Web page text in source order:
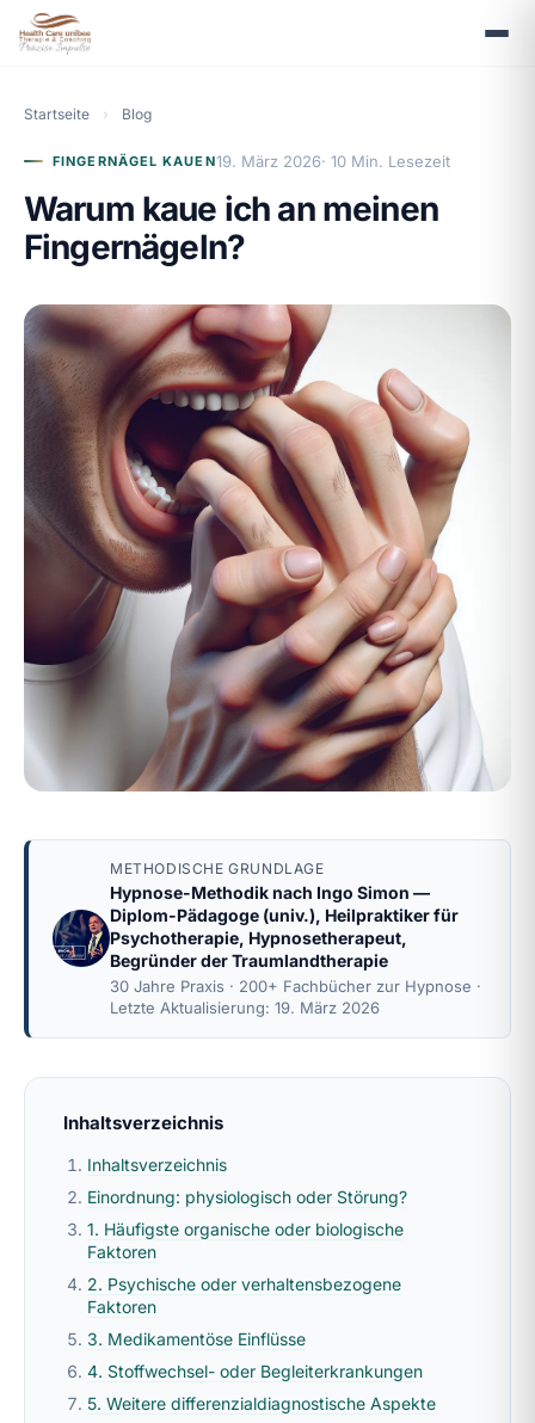
Startseite › Blog
FINGERNÄGEL KAUEN19. März 2026· 10 Min. Lesezeit
Warum kaue ich an meinen
Fingernägeln?
METHODISCHE GRUNDLAGE
Hypnose-Methodik nach Ingo Simon —
Diplom-Pädagoge (univ.), Heilpraktiker für
Psychotherapie, Hypnosetherapeut,
Begründer der Traumlandtherapie
30 Jahre Praxis · 200+ Fachbücher zur Hypnose ·
Letzte Aktualisierung: 19. März 2026
Inhaltsverzeichnis
Inhaltsverzeichnis
Einordnung: physiologisch oder Störung?
1. Häufigste organische oder biologische
Faktoren
2. Psychische oder verhaltensbezogene
Faktoren
3. Medikamentöse Einflüsse
4. Stoffwechsel- oder Begleiterkrankungen
5. Weitere differenzialdiagnostische Aspekte